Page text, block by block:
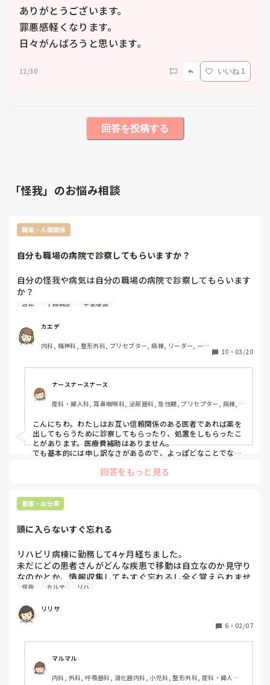
ありがとうございます。
罪悪感軽くなります。
日々がんばろうと思います。
12/30 いいね 1
回答を投稿する
「怪我」のお悩み相談
職場・人間関係
自分も職場の病院で診察してもらいますか？
自分の怪我や病気は自分の職場の病院で診察してもらいます
か？
で診察してもらってるようです。なんなら仕事時間に先生に
電話して処方を貰ってる人もいて、予約や待ち時間もなくて
楽で良さそうだなと思う反面、日々指示を貰ったりする医師
感もあります。
病院によっては医療費補助なんかも出るみたいですが、うち
はありません。医療費を次回のお給料から天引きできる程度
みなさんはどうされてますか？
怪我 人間関係 正看護師
カエデ
内科, 精神科, 整形外科, プリセプター, 病棟, リーダー, 一般
10 ・ 03/20
ナースナースナース
産科・婦人科, 耳鼻咽喉科, 泌尿器科, 急性期, プリセプター, 病棟,
こんにちわ。わたしはお互い信頼関係のある医者であれば薬を
出してもらうために診察してもらったり、処置をしもらったこ
とがあります。医療費補助はありません。
でも基本的には申し訳なさがあるので、よっぽどなことでない
回答をもっと見る
看護・お仕事
頭に入らないすぐ忘れる
リハビリ病棟に勤務して4ヶ月経ちました。
未だにどの患者さんがどんな疾患で移動は自立なのか見守り
なのかとか、情報収集してもすぐ忘れるし全く覚えられませ
ん。
に車椅子だと思って連れていったら身障者用トイレに車椅子
で連れていかなきゃいけなかったことを後で知りました。
作は違うし、ずっと一緒のADLならまだしも回復に伴って
ADLは変化していきいつの間にかまた動作方法が変わってま
す。
全く追いつきません。どうやって覚えたらいいんでしょう…
怪我 カルテ リハ
リリサ
6 ・ 02/07
マルマル
内科, 外科, 呼吸器科, 消化器内科, 小児科, 整形外科, 産科・婦人科,